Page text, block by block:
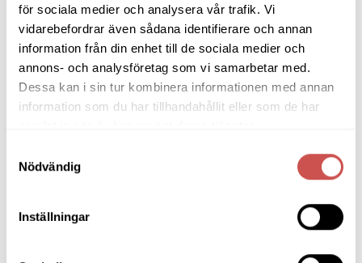
för sociala medier och analysera vår trafik. Vi
vidarebefordrar även sådana identifierare och annan
information från din enhet till de sociala medier och
annons- och analysföretag som vi samarbetar med.
Dessa kan i sin tur kombinera informationen med annan
information som du har tillhandahållit eller som de har
Nödvändig
Inställningar
STOLAR
Kato stol – brunlackad
ek/beige
Rowico
2.195kr
LÄGG TILL I VARUKORG
STOLAR
Kato stol – lackad ek/ljusgrå
Rowico
2.195 kr
LÄGG TILL I VARUKORG
till i
önskelistan